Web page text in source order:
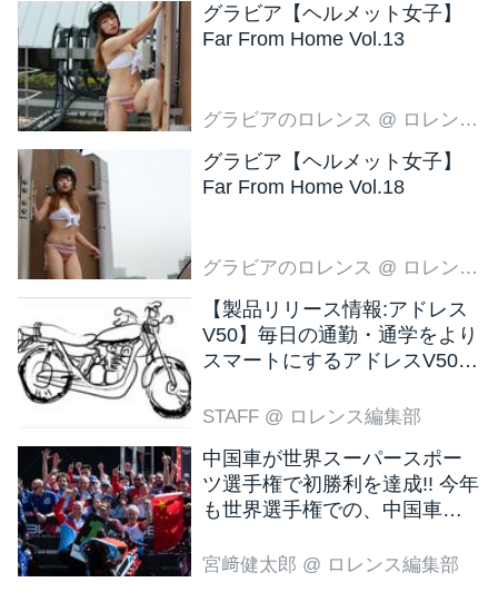
グラビア【ヘルメット女子】
Far From Home Vol.13
グラビアのロレンス @ ロレンス編集部
グラビア【ヘルメット女子】
Far From Home Vol.18
グラビアのロレンス @ ロレンス編集部
【製品リリース情報:アドレス
V50】毎日の通勤・通学をより
スマートにするアドレスV50
STAFF @ ロレンス編集部
中国車が世界スーパースポー
ツ選手権で初勝利を達成!! 今年
も世界選手権での、中国車の
宮﨑健太郎 @ ロレンス編集部